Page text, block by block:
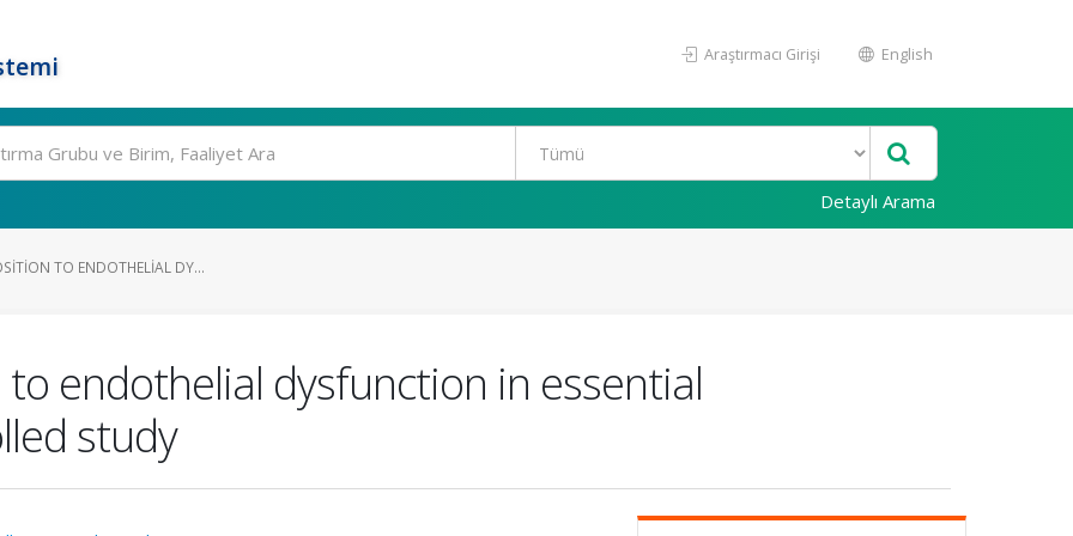
Araştırmacı Girişi English
Detaylı Arama
TO ENDOTHELIAL DY...
endothelial dysfunction in essential
study